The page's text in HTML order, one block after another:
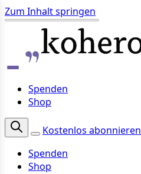
Zum Inhalt springen
Spenden
Shop
Kostenlos abonnieren
Spenden
Shop